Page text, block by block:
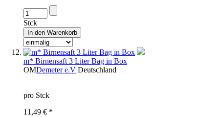
Stck
m* Birnensaft 3 Liter Bag in Box
OMDemeter e.V Deutschland
pro Stck
11,49 € *